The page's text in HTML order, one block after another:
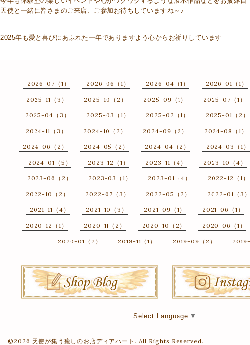
天使と一緒に皆さまのご来店、ご参加お待ちしていますね～♪
2025年も愛と喜びにあふれた一年でありますよう心からお祈りしています
2026-07（1） 2026-06（1） 2026-04（1） 2026-01（1）
2025-11（3） 2025-10（2） 2025-09（1） 2025-07（1）
2025-04（3） 2025-03（1） 2025-02（1） 2025-01（2）
2024-11（3） 2024-10（2） 2024-09（2） 2024-08（1）
2024-06（2） 2024-05（2） 2024-04（2） 2024-03（1）
2024-01（5） 2023-12（1） 2023-11（4） 2023-10（4）
2023-06（2） 2023-03（1） 2023-01（4） 2022-12（1）
2022-10（2） 2022-07（3） 2022-05（2） 2022-01（3）
2021-11（4） 2021-10（3） 2021-09（1） 2021-06（1）
2020-12（1） 2020-11（2） 2020-10（2） 2020-06（1）
2020-01（2） 2019-11（1） 2019-09（2）
Select Language ▼
©2026 天使が集う癒しのお店ディアハート . All Rights Reserved.